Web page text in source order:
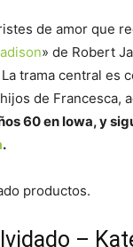
de amor que
» de Robert
trama central es
de Francesca,
60 en Iowa, y
.
productos.
–